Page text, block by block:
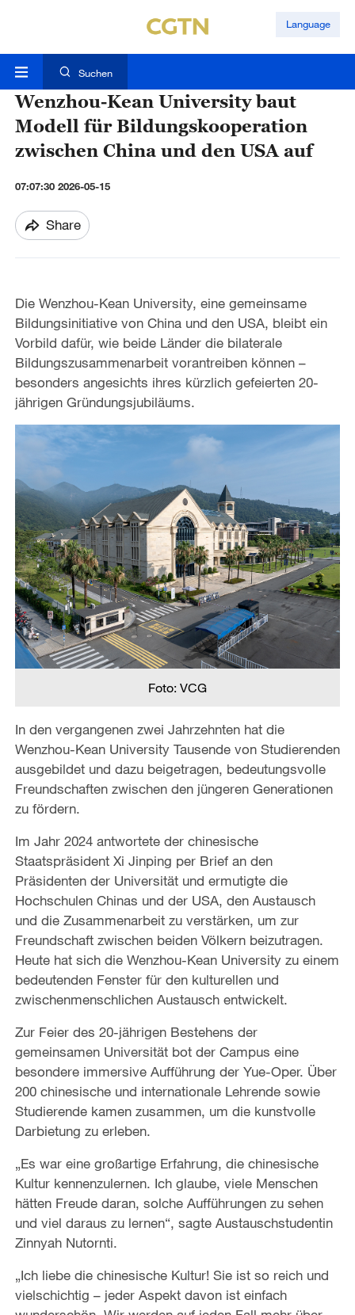
Language
Suchen
Wenzhou-Kean University baut
Modell für Bildungskooperation
zwischen China und den USA auf
07:07:30 2026-05-15
Share
Die Wenzhou-Kean University, eine gemeinsame
Bildungsinitiative von China und den USA, bleibt ein
Vorbild dafür, wie beide Länder die bilaterale
Bildungszusammenarbeit vorantreiben können –
besonders angesichts ihres kürzlich gefeierten 20-
jährigen Gründungsjubiläums.
Foto: VCG
In den vergangenen zwei Jahrzehnten hat die
Wenzhou-Kean University Tausende von Studierenden
ausgebildet und dazu beigetragen, bedeutungsvolle
Freundschaften zwischen den jüngeren Generationen
zu fördern.
Im Jahr 2024 antwortete der chinesische
Staatspräsident Xi Jinping per Brief an den
Präsidenten der Universität und ermutigte die
Hochschulen Chinas und der USA, den Austausch
und die Zusammenarbeit zu verstärken, um zur
Freundschaft zwischen beiden Völkern beizutragen.
Heute hat sich die Wenzhou-Kean University zu einem
bedeutenden Fenster für den kulturellen und
zwischenmenschlichen Austausch entwickelt.
Zur Feier des 20-jährigen Bestehens der
gemeinsamen Universität bot der Campus eine
besondere immersive Aufführung der Yue-Oper. Über
200 chinesische und internationale Lehrende sowie
Studierende kamen zusammen, um die kunstvolle
Darbietung zu erleben.
„Es war eine großartige Erfahrung, die chinesische
Kultur kennenzulernen. Ich glaube, viele Menschen
hätten Freude daran, solche Aufführungen zu sehen
und viel daraus zu lernen“, sagte Austauschstudentin
Zinnyah Nutornti.
„Ich liebe die chinesische Kultur! Sie ist so reich und
vielschichtig – jeder Aspekt davon ist einfach